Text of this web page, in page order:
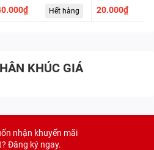
Hết hàng
tạo)
20.000₫
KHÚC GIÁ
nhận khuyến mãi
Đăng ký ngay.